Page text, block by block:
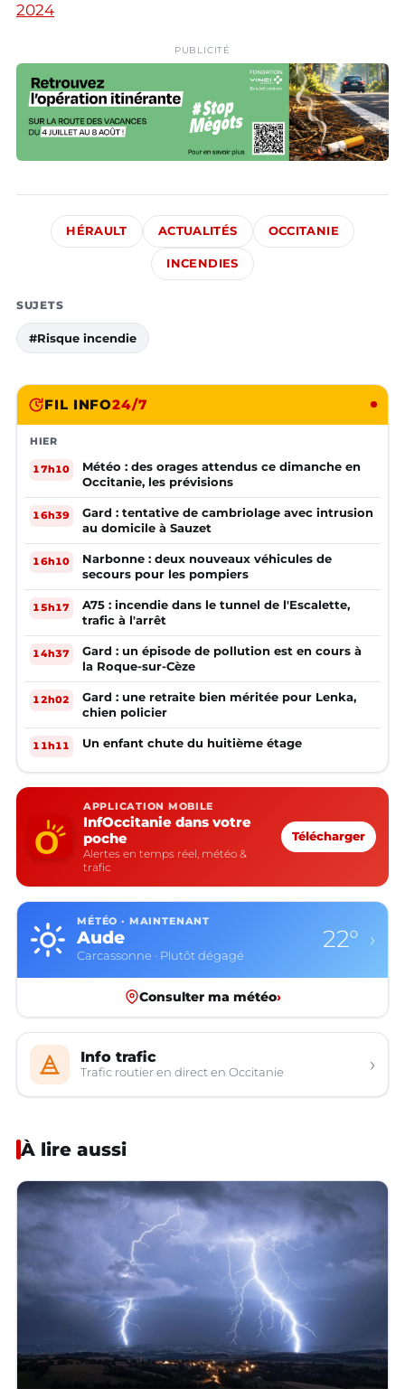
2024
PUBLICITÉ
HÉRAULT ACTUALITÉS OCCITANIE
INCENDIES
SUJETS
#Risque incendie
FIL INFO24/7
HIER
17h10
Météo : des orages attendus ce dimanche en
Occitanie, les prévisions
16h39
Gard : tentative de cambriolage avec intrusion
au domicile à Sauzet
16h10
Narbonne : deux nouveaux véhicules de
secours pour les pompiers
15h17
A75 : incendie dans le tunnel de l'Escalette,
trafic à l'arrêt
14h37
Gard : un épisode de pollution est en cours à
la Roque-sur-Cèze
12h02
Gard : une retraite bien méritée pour Lenka,
chien policier
11h11 Un enfant chute du huitième étage
APPLICATION MOBILE
InfOccitanie dans votre
poche
Alertes en temps réel, météo &
trafic
Télécharger
MÉTÉO · MAINTENANT
Aude
Carcassonne · Plutôt dégagé
22° ›
Consulter ma météo›
Info trafic
Trafic routier en direct en Occitanie ›
À lire aussi